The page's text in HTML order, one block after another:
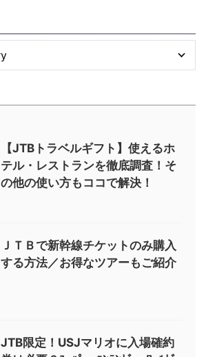
【JTBトラベルギフト】使えるホ
テル・レストランを徹底調査！そ
の他の使い方もココで解決！
ＪＴＢで新幹線チケットのみ購入
する方法／お得なツアーもご紹介
JTB限定！USJマリオに入場確約